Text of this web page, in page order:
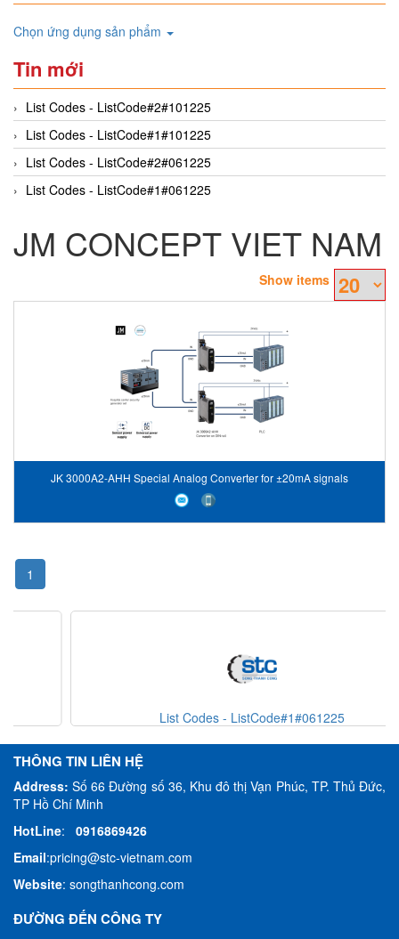
Chọn ứng dụng sản phẩm
Tin mới
List Codes - ListCode#2#101225
List Codes - ListCode#1#101225
List Codes - ListCode#2#061225
List Codes - ListCode#1#061225
JM CONCEPT VIET NAM
Show items
JK 3000A2-AHH Special Analog Converter for ±20mA signals
1
List Codes - ListCode#1#061225
THÔNG TIN LIÊN HỆ
Address:Số 66 Đường số 36, Khu đô thị Vạn Phúc, TP. Thủ Đức,
TP Hồ Chí Minh
HotLine: 0916869426
Email:pricing@stc-vietnam.com
Website: songthanhcong.com
ĐƯỜNG ĐẾN CÔNG TY